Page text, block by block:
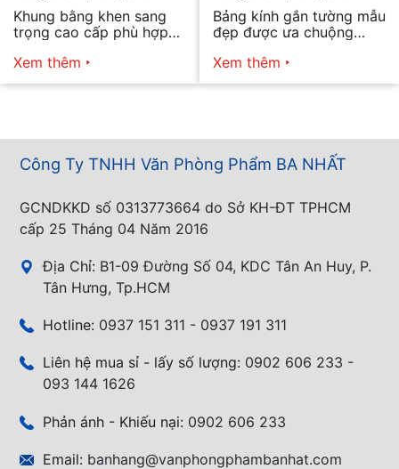
Khung bằng khen sang
trọng cao cấp phù hợp
Xem thêm
Bảng kính gắn tường mẫu
đẹp được ưa chuộng
Xem thêm
Công Ty TNHH Văn Phòng Phẩm BA NHẤT
GCNDKKD số 0313773664 do Sở KH-ĐT TPHCM
cấp 25 Tháng 04 Năm 2016
Địa Chỉ: B1-09 Đường Số 04, KDC Tân An Huy, P.
Tân Hưng, Tp.HCM
Hotline: 0937 151 311 - 0937 191 311
Liên hệ mua sỉ - lấy số lượng: 0902 606 233 -
093 144 1626
Phản ánh - Khiếu nại: 0902 606 233
Email: banhang@vanphongphambanhat.com